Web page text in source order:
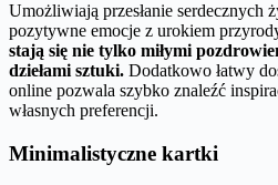
Umożliwiają przesłanie serdecznych
pozytywne emocje z urokiem
stają się nie tylko miłymi
dziełami sztuki. Dodatkowo łatwy
online pozwala szybko znaleźć
własnych preferencji.
Minimalistyczne kartki